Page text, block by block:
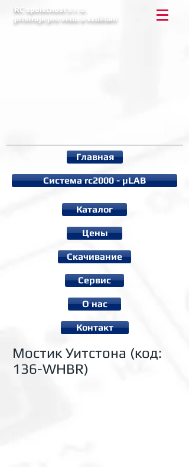
RC společnost s r. o.
přístroje pro vědu a vzdělání
Mостик Уитстона (код:
136-WHBR)
Контакт
О нас
Сервис
Cкачивание
Цены
Каталог
Система rc2000 - µLAB
Главная